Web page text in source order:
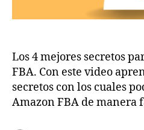
Los 4 mejores secretos
FBA. Con este video
secretos con los cuales
Amazon FBA de manera